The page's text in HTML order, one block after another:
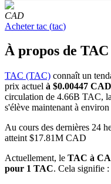
Futures COIN-M
Contrats à terme sur
TradFi
Produits dérivés sur
CAD
Acheter tac (tac)
À propos de TAC
TAC (TAC) connaît un
prix actuel à $0.00447
circulation de 4.66B TAC,
s'élève maintenant à
Au cours des dernières 24
atteint $17.81M CAD
Actuellement, le TAC à
pour 1 TAC. Cela signifie :